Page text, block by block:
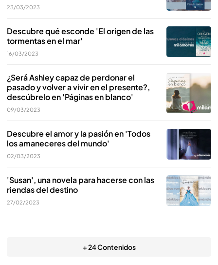
23/03/2023
Descubre qué esconde 'El origen de las
tormentas en el mar'
16/03/2023
¿Será Ashley capaz de perdonar el
pasado y volver a vivir en el presente?,
descúbrelo en 'Páginas en blanco'
09/03/2023
Descubre el amor y la pasión en 'Todos
los amaneceres del mundo'
02/03/2023
'Susan', una novela para hacerse con las
riendas del destino
27/02/2023
+ 24 Contenidos